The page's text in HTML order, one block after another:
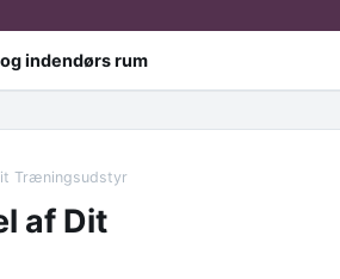
indendørs rum
Træningsudstyr
af Dit